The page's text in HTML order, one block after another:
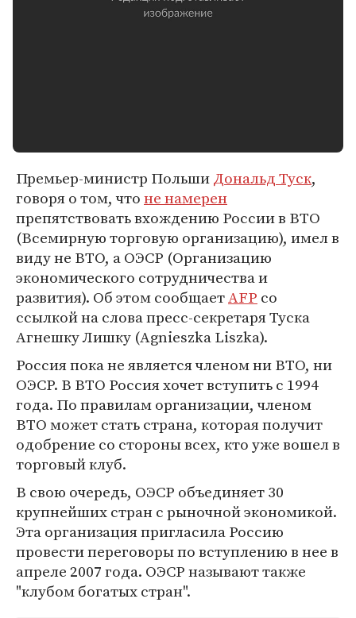
Премьер-министр ПольшиДональд Туск,
говоря о том, чтоне намерен
препятствовать вхождению России в ВТО
(Всемирную торговую организацию), имел в
виду не ВТО, а ОЭСР (Организацию
экономического сотрудничества и
развития). Об этом сообщаетAFP со
ссылкой на слова пресс-секретаря Туска
Агнешку Лишку (Agnieszka Liszka).
Россия пока не является членом ни ВТО, ни
ОЭСР. В ВТО Россия хочет вступить с 1994
года. По правилам организации, членом
ВТО может стать страна, которая получит
одобрение со стороны всех, кто уже вошел в
торговый клуб.
В свою очередь, ОЭСР объединяет 30
крупнейших стран с рыночной экономикой.
Эта организация пригласила Россию
провести переговоры по вступлению в нее в
апреле 2007 года. ОЭСР называют также
"клубом богатых стран".